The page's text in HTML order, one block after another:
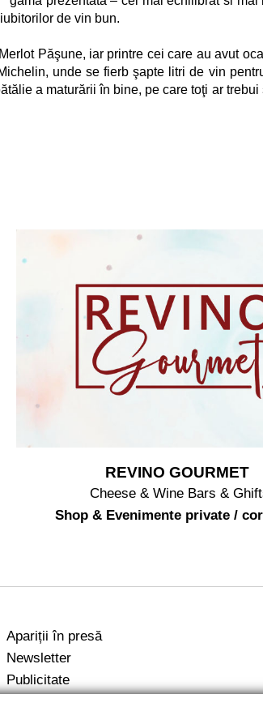
de vin bun.
Păşune, iar printre cei care au avut
unde se fierb şapte litri de vin
a maturării în bine, pe care toţi ar
REVINO GOURMET
Cheese & Wine Bars &
Shop & Evenimente private /
Apariții în presă
Newsletter
Publicitate